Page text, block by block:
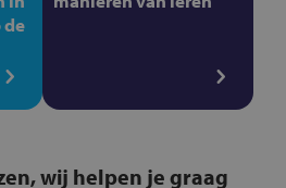
de
wij helpen je graag